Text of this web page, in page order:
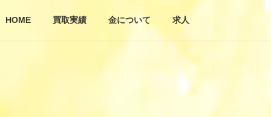
HOME 買取実績 金について 求人